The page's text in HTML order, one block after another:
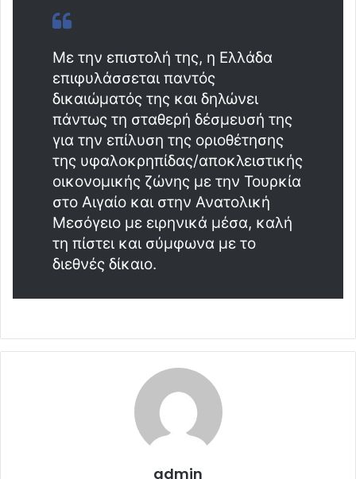
Με την επιστολή της, η Ελλάδα
επιφυλάσσεται παντός
δικαιώματός της και δηλώνει
πάντως τη σταθερή δέσμευσή της
για την επίλυση της οριοθέτησης
της υφαλοκρηπίδας/αποκλειστικής
οικονομικής ζώνης με την Τουρκία
στο Αιγαίο και στην Ανατολική
Μεσόγειο με ειρηνικά μέσα, καλή
τη πίστει και σύμφωνα με το
διεθνές δίκαιο.
admin